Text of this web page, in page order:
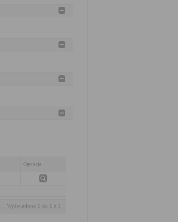
Operacja
Wyświetlono 1 do 1 z 1